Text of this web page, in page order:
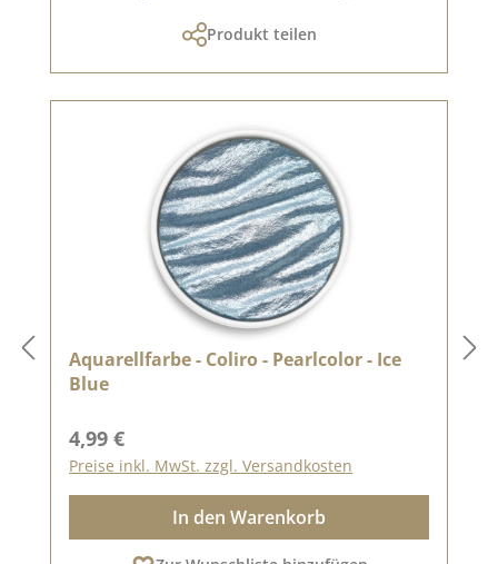
Produkt teilen
Aquarellfarbe - Coliro - Pearlcolor - Ice
Blue
Regulärer Preis:
4,99 €
Preise inkl. MwSt. zzgl. Versandkosten
In den Warenkorb